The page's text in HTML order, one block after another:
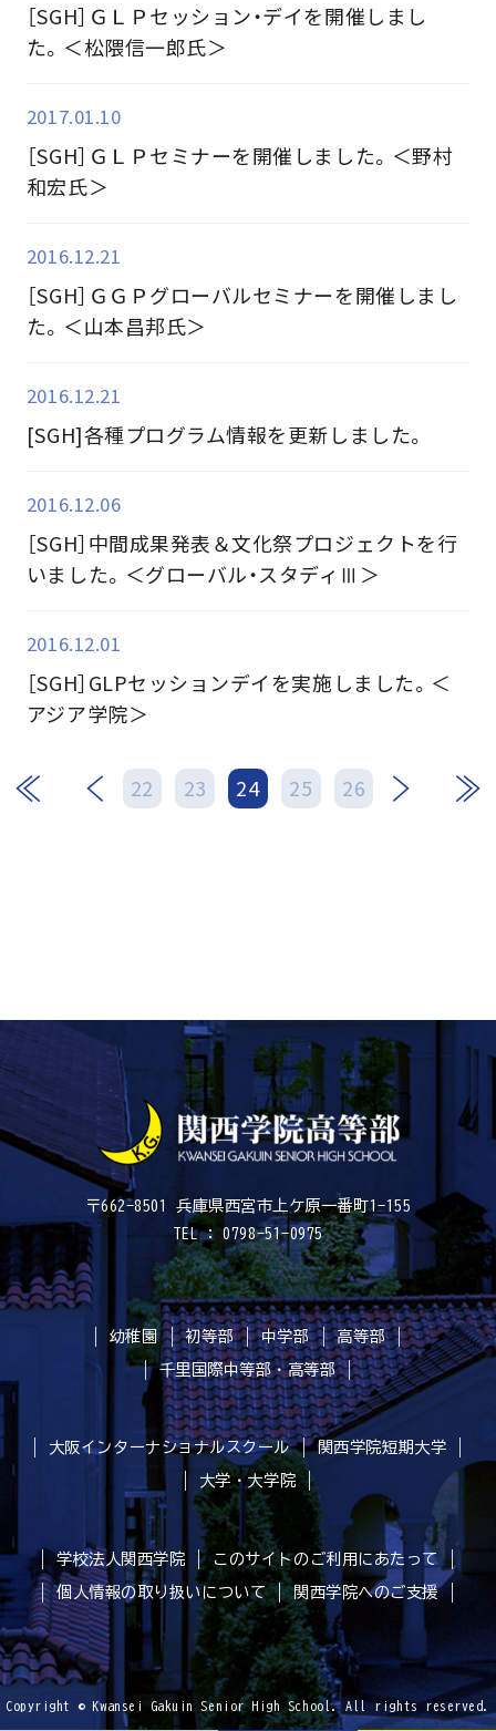
［SGH］ＧＬＰセッション・デイを開催しまし
た。＜松隈信一郎氏＞
2017.01.10
［SGH］ＧＬＰセミナーを開催しました。＜野村
和宏氏＞
2016.12.21
［SGH］ＧＧＰグローバルセミナーを開催しまし
た。＜山本昌邦氏＞
2016.12.21
[SGH]各種プログラム情報を更新しました。
2016.12.06
［SGH］中間成果発表＆文化祭プロジェクトを行
いました。＜グローバル・スタディⅢ＞
2016.12.01
［SGH］GLPセッションデイを実施しました。＜
アジア学院＞
22 23 24 25 26
次 最後
〒662-8501 兵庫県西宮市上ケ原一番町1-155
TEL : 0798-51-0975
幼稚園 初等部 中学部
高等部
千里国際中等部・高等部
大阪インターナショナルスクール
関西学院短期大学
大学・大学院
学校法人関西学院
このサイトのご利用にあたって
個人情報の取り扱いについて
関西学院へのご支援
Copyright © Kwansei Gakuin Senior High School. All rights reserved.